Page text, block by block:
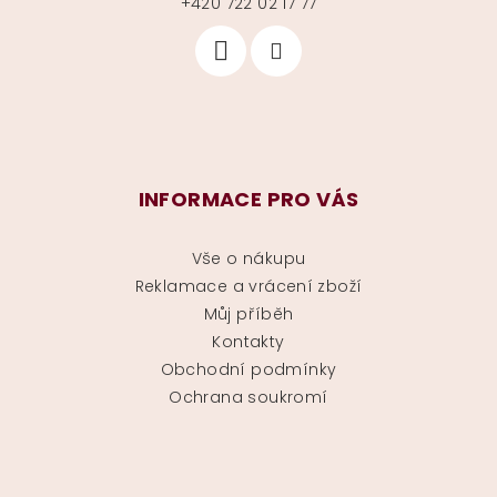
INFORMACE PRO VÁS
Vše o nákupu
Reklamace a vrácení zboží
Můj příběh
Kontakty
Obchodní podmínky
Ochrana soukromí